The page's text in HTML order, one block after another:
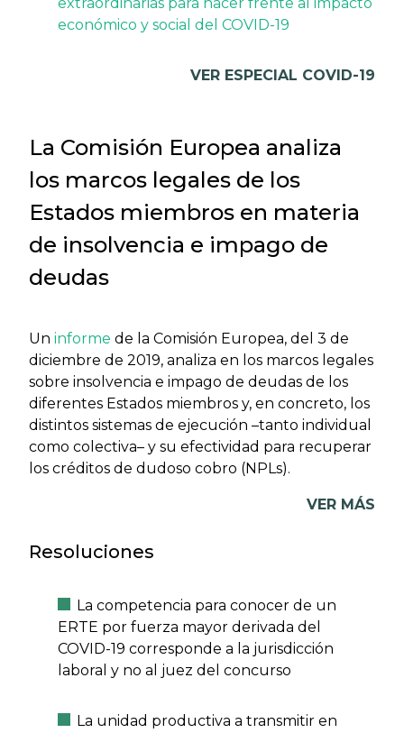
extraordinarias para hacer frente al impacto
económico y social del COVID-19
VER ESPECIAL COVID-19
La Comisión Europea analiza
los marcos legales de los
Estados miembros en materia
de insolvencia e impago de
deudas
Un informe de la Comisión Europea, del 3 de
diciembre de 2019, analiza en los marcos legales
sobre insolvencia e impago de deudas de los
diferentes Estados miembros y, en concreto, los
distintos sistemas de ejecución –tanto individual
como colectiva– y su efectividad para recuperar
los créditos de dudoso cobro (NPLs).
VER MÁS
Resoluciones
La competencia para conocer de un
ERTE por fuerza mayor derivada del
COVID-19 corresponde a la jurisdicción
laboral y no al juez del concurso
La unidad productiva a transmitir en